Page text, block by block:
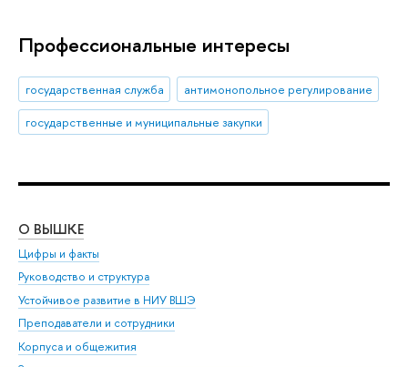
Профессиональные интересы
государственная служба
антимонопольное регулирование
государственные и муниципальные закупки
О ВЫШКЕ
Цифры и факты
Руководство и структура
Устойчивое развитие в НИУ ВШЭ
Преподаватели и сотрудники
Корпуса и общежития